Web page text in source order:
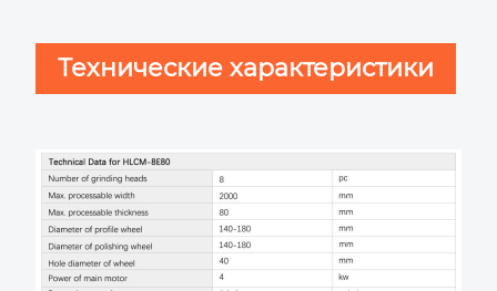
Технические характеристики